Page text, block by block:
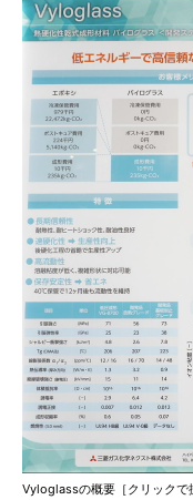
Vyloglassの概要［クリックで